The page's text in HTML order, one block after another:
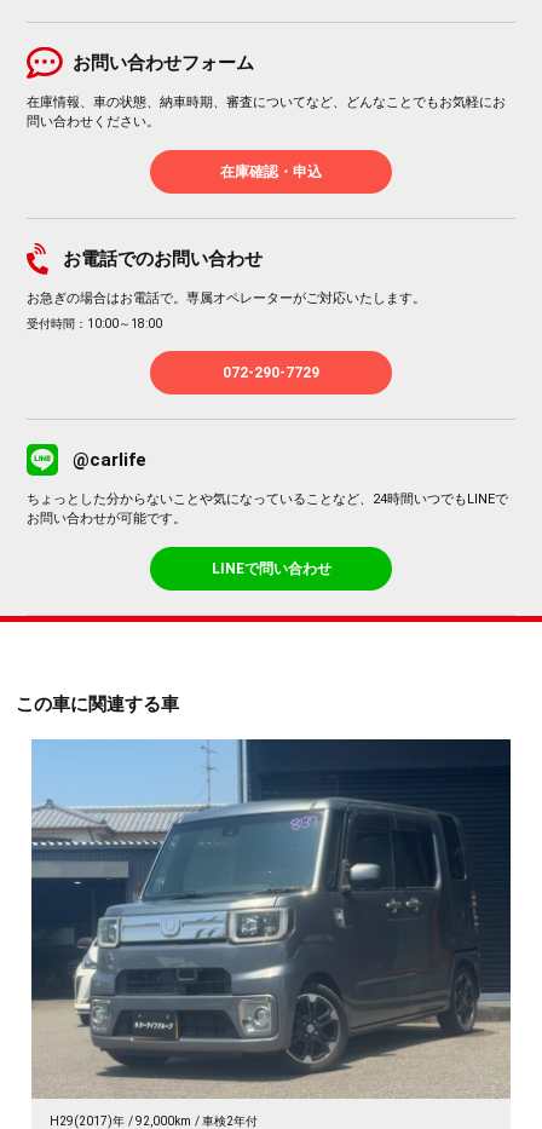
お問い合わせフォーム
在庫情報、車の状態、納車時期、審査についてなど、どんなことでもお気軽にお
問い合わせください。
在庫確認・申込
お電話でのお問い合わせ
お急ぎの場合はお電話で。専属オペレーターがご対応いたします。
受付時間：10:00～18:00
072-290-7729
@carlife
ちょっとした分からないことや気になっていることなど、24時間いつでもLINEで
お問い合わせが可能です。
LINEで問い合わせ
この車に関連する車
H29(2017)年 92,000km 車検2年付